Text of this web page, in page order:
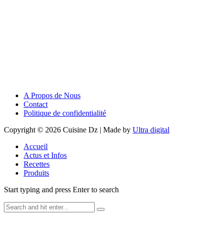
A Propos de Nous
Contact
Politique de confidentialité
Copyright © 2026 Cuisine Dz | Made by Ultra digital
Accueil
Actus et Infos
Recettes
Produits
Start typing and press Enter to search